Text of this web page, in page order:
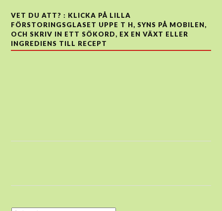
VET DU ATT? : KLICKA PÅ LILLA
FÖRSTORINGSGLASET UPPE T H, SYNS PÅ MOBILEN,
OCH SKRIV IN ETT SÖKORD, EX EN VÄXT ELLER
INGREDIENS TILL RECEPT